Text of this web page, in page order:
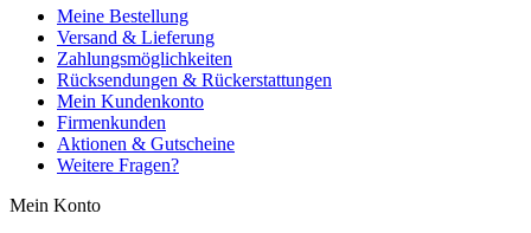
Meine Bestellung
Versand & Lieferung
Zahlungsmöglichkeiten
Rücksendungen & Rückerstattungen
Mein Kundenkonto
Firmenkunden
Aktionen & Gutscheine
Weitere Fragen?
Mein Konto